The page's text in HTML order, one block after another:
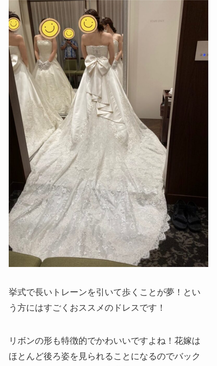
挙式で長いトレーンを引いて歩くことが夢！とい
う方にはすごくおススメのドレスです！
リボンの形も特徴的でかわいいですよね！花嫁は
ほとんど後ろ姿を見られることになるのでバック